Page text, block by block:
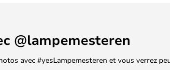
@lampemesteren
avec #yesLampemesteren et vous verrez